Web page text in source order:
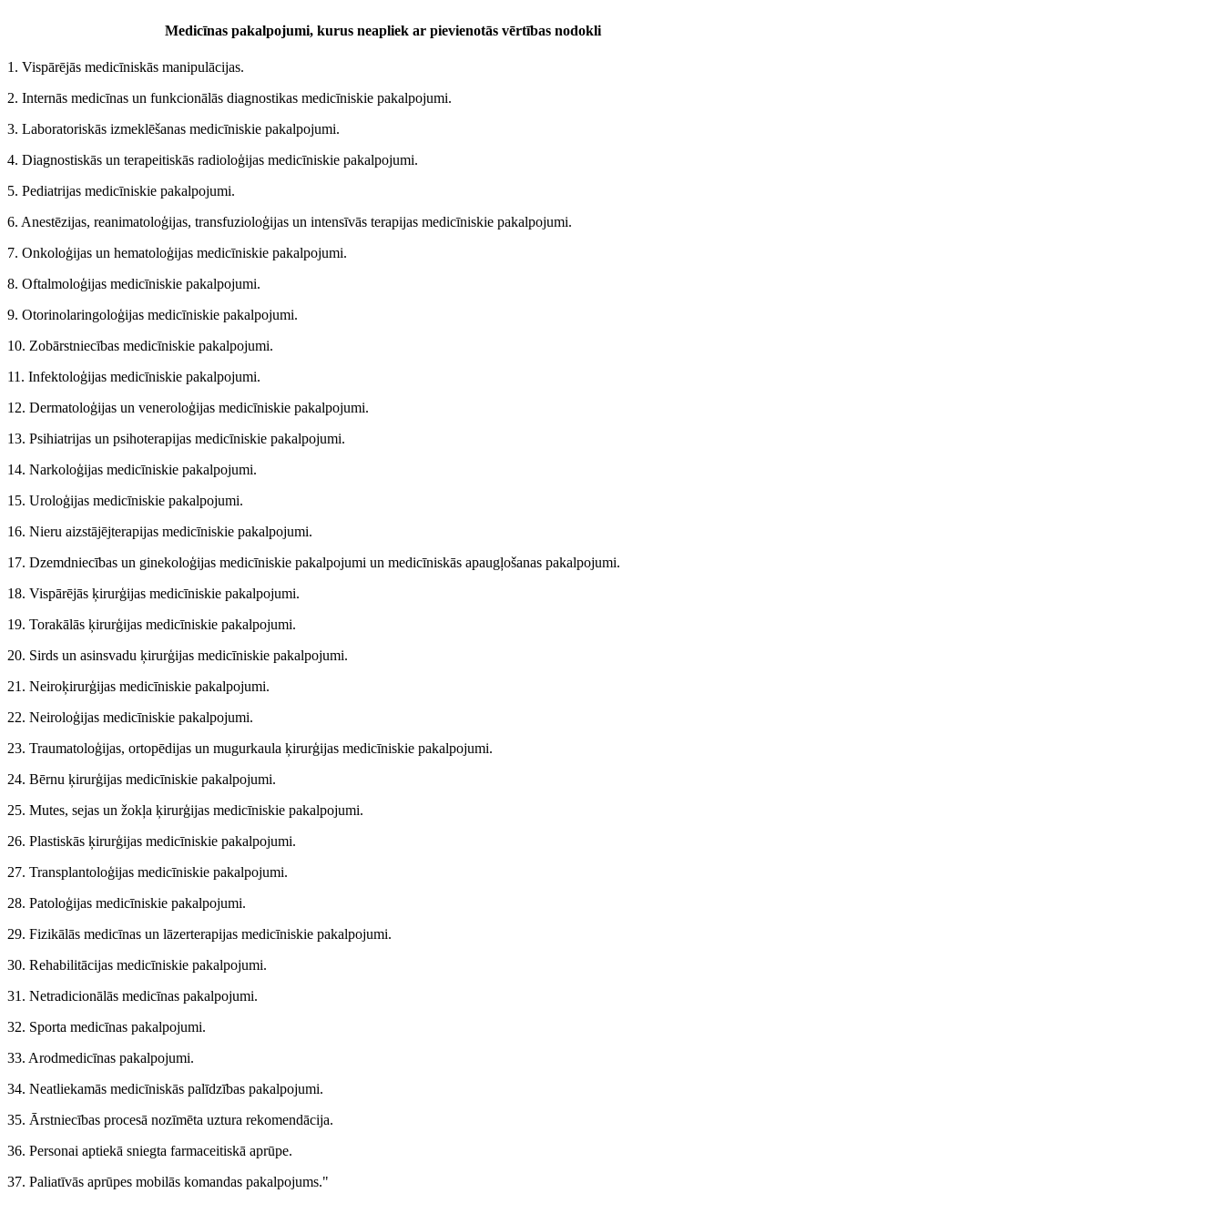
Medicīnas pakalpojumi, kurus neapliek ar pievienotās vērtības nodokli
1. Vispārējās medicīniskās manipulācijas.
2. Internās medicīnas un funkcionālās diagnostikas medicīniskie pakalpojumi.
3. Laboratoriskās izmeklēšanas medicīniskie pakalpojumi.
4. Diagnostiskās un terapeitiskās radioloģijas medicīniskie pakalpojumi.
5. Pediatrijas medicīniskie pakalpojumi.
6. Anestēzijas, reanimatoloģijas, transfuzioloģijas un intensīvās terapijas medicīniskie pakalpojumi.
7. Onkoloģijas un hematoloģijas medicīniskie pakalpojumi.
8. Oftalmoloģijas medicīniskie pakalpojumi.
9. Otorinolaringoloģijas medicīniskie pakalpojumi.
10. Zobārstniecības medicīniskie pakalpojumi.
11. Infektoloģijas medicīniskie pakalpojumi.
12. Dermatoloģijas un veneroloģijas medicīniskie pakalpojumi.
13. Psihiatrijas un psihoterapijas medicīniskie pakalpojumi.
14. Narkoloģijas medicīniskie pakalpojumi.
15. Uroloģijas medicīniskie pakalpojumi.
16. Nieru aizstājējterapijas medicīniskie pakalpojumi.
17. Dzemdniecības un ginekoloģijas medicīniskie pakalpojumi un medicīniskās apaugļošanas pakalpojumi.
18. Vispārējās ķirurģijas medicīniskie pakalpojumi.
19. Torakālās ķirurģijas medicīniskie pakalpojumi.
20. Sirds un asinsvadu ķirurģijas medicīniskie pakalpojumi.
21. Neiroķirurģijas medicīniskie pakalpojumi.
22. Neiroloģijas medicīniskie pakalpojumi.
23. Traumatoloģijas, ortopēdijas un mugurkaula ķirurģijas medicīniskie pakalpojumi.
24. Bērnu ķirurģijas medicīniskie pakalpojumi.
25. Mutes, sejas un žokļa ķirurģijas medicīniskie pakalpojumi.
26. Plastiskās ķirurģijas medicīniskie pakalpojumi.
27. Transplantoloģijas medicīniskie pakalpojumi.
28. Patoloģijas medicīniskie pakalpojumi.
29. Fizikālās medicīnas un lāzerterapijas medicīniskie pakalpojumi.
30. Rehabilitācijas medicīniskie pakalpojumi.
31. Netradicionālās medicīnas pakalpojumi.
32. Sporta medicīnas pakalpojumi.
33. Arodmedicīnas pakalpojumi.
34. Neatliekamās medicīniskās palīdzības pakalpojumi.
35. Ārstniecības procesā nozīmēta uztura rekomendācija.
36. Personai aptiekā sniegta farmaceitiskā aprūpe.
37. Paliatīvās aprūpes mobilās komandas pakalpojums."